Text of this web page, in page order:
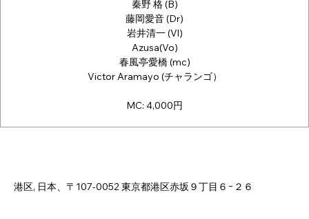
秦野 格 (B)
藤岡愛音 (Dr)
岩井清一 (Vl)
Azusa(Vo)
春風亭愛橋 (mc)
Victor Aramayo (チャランゴ）
MC: 4,000円
港区, 日本、〒107-0052 東京都港区赤坂９丁目６−２６